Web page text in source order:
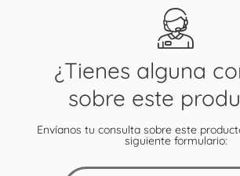
¿Tienes alguna
sobre este
Envíanos tu consulta sobre este
siguiente formulario: